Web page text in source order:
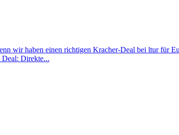
wir haben einen richtigen Kracher-Deal bei ltur für
Direkte...